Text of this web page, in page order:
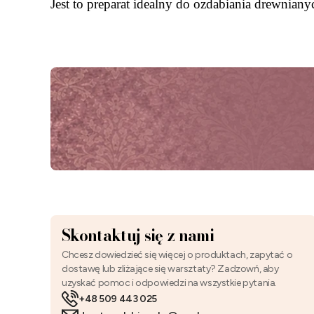
Jest to preparat idealny do ozdabiania
Skontaktuj się z nami
Chcesz dowiedzieć się więcej o produktach, zapytać o
dostawę lub zliżające się warsztaty? Zadzowń, aby
uzyskać pomoc i odpowiedzi na wszystkie pytania.
+48 509 443 025